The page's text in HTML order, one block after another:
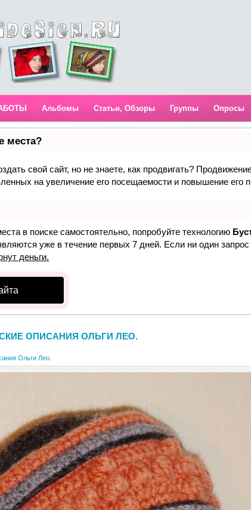
Альбомы Статьи, Обзоры Группы Опросы
места?
свой сайт, но не знаете, как продвигать?
на увеличение его посещаемости и повышение его
в поиске самостоятельно, попробуйте технологию
уже в течение первых 7 дней. Если ни один
деньги.
ОПИСАНИЯ ОЛЬГИ ЛЕО.
Ольги Лео.